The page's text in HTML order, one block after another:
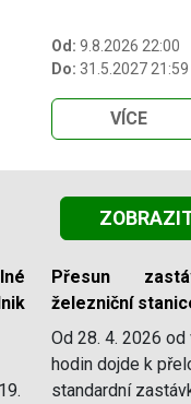
Od: 9.8.2026 22:00
Do: 31.5.2027 21:59
VÍCE
Přesun
železniční
Od 28. 4. 2026
hodin dojde k
standardní